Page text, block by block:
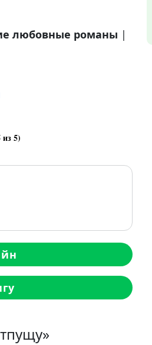
любовные романы |
из 5)